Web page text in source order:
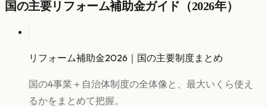
国の主要リフォーム補助金ガイド（2026年）
リフォーム補助金2026｜国の主要制度まとめ
国の4事業＋自治体制度の全体像と、最大いくら使え
るかをまとめて把握。